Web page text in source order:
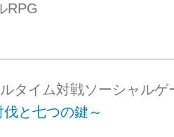
RPG
タイム対戦ソーシャルゲ
と七つの鍵～